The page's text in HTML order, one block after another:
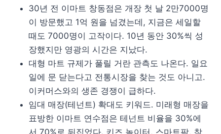
30년 전 이마트 창동점은 개장 첫 날 2만7000명
이 방문했고 1억 원을 넘겼는데, 지금은 세일할
때도 7000명이 고작이다. 10년 동안 30%씩 성
장했지만 영광의 시간은 지났다.
대형 마트 규제가 풀릴 거란 관측도 나온다. 일요
일에 문 닫는다고 전통시장을 찾는 것도 아니고.
이커머스와의 생존 경쟁이 급하다.
임대 매장(테넌트) 확대도 키워드. 미래형 매장을
표방한 이마트 연수점은 테넌트 비율을 30%에
서 70%로 뒤집었다. 키즈 놀이터, 스마트팜, 참